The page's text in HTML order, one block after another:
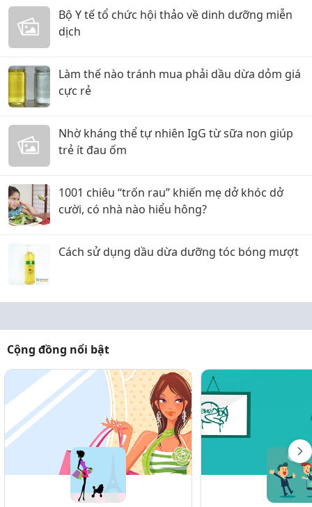
Bộ Y tế tổ chức hội thảo về dinh dưỡng miễn
dịch
Làm thế nào tránh mua phải dầu dừa dỏm giá
cực rẻ
Nhờ kháng thể tự nhiên IgG từ sữa non giúp
trẻ ít đau ốm
1001 chiêu “trốn rau” khiến mẹ dở khóc dở
cười, có nhà nào hiểu hông?
Cách sử dụng dầu dừa dưỡng tóc bóng mượt
Cộng đồng nổi bật